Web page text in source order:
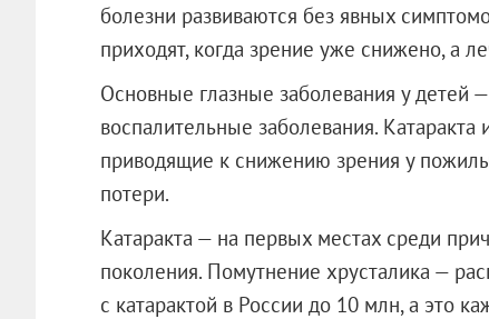
болезни развиваются без явных
приходят, когда зрение уже снижено, а
Основные глазные заболевания у детей
воспалительные заболевания.
приводящие к снижению зрения у
потери.
Катаракта — на первых местах среди
поколения. Помутнение хрусталика —
с катарактой в России до 10 млн, а это